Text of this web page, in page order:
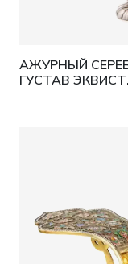
АЖУРНЫЙ
ГУСТАВ